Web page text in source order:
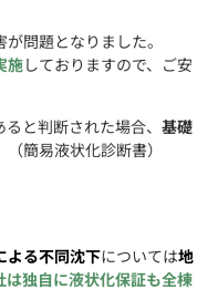
問題となりました。
施しておりますので、ご安
と判断された場合、 基礎
（簡易液状化診断書）
よる不同沈下については地
は独自に液状化保証も全棟